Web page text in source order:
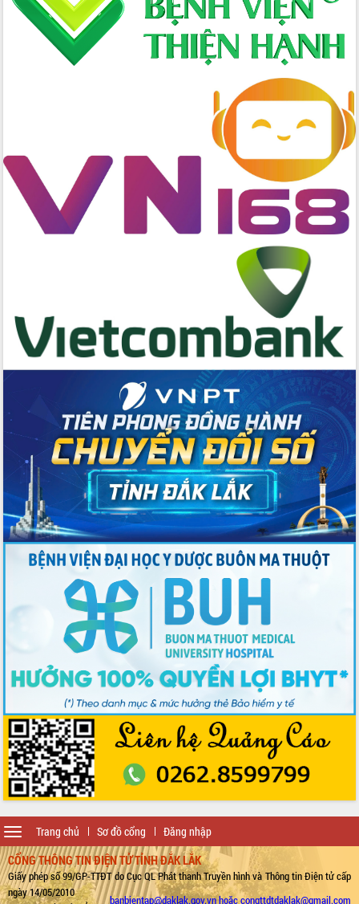
Trang chủ Sơ đồ cổng Đăng nhập
Toggle
navigation
CỔNG THÔNG TIN ĐIỆN TỬ TỈNH ĐẮK LẮK
Giấy phép số 99/GP-TTĐT do Cục QL Phát thanh Truyền hình và Thông tin Điện tử cấp
ngày 14/05/2010
banbientap@daklak.gov.vn hoặc congttdtdaklak@gmail.com